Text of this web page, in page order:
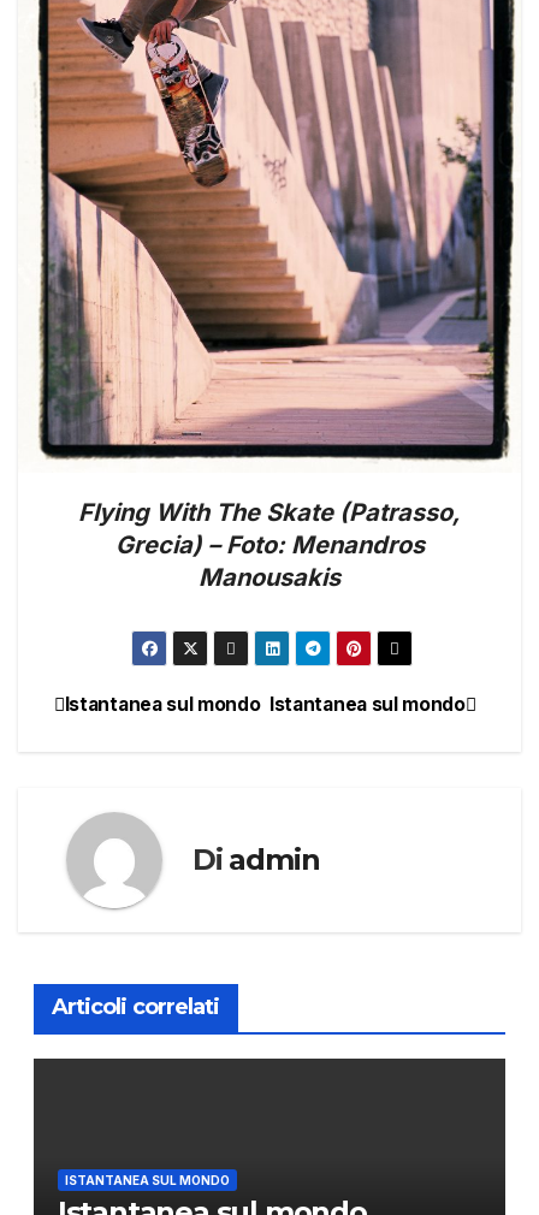
Flying With The Skate (Patrasso,
Grecia) – Foto: Menandros
Manousakis
NavigazioneIstantanea sul mondo
Istantanea sul mondo
Di admin
Articoli correlati
ISTANTANEA SUL MONDO